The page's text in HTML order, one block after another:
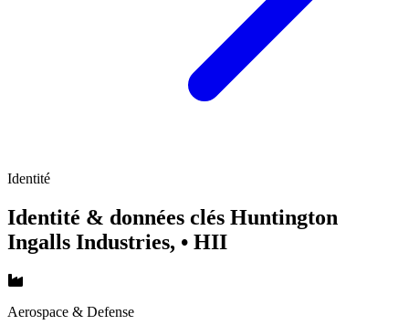
Identité
Identité & données clés Huntington
Ingalls Industries, • HII
Aerospace & Defense